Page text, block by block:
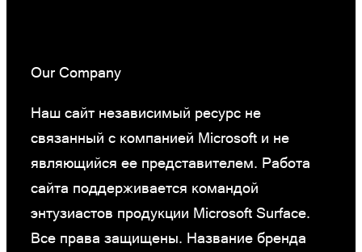
Our Company
Наш сайт независимый ресурс не
связанный с компанией Microsoft и не
являющийся ее представителем. Работа
сайта поддерживается командой
энтузиастов продукции Microsoft Surface.
Все права защищены. Название бренда